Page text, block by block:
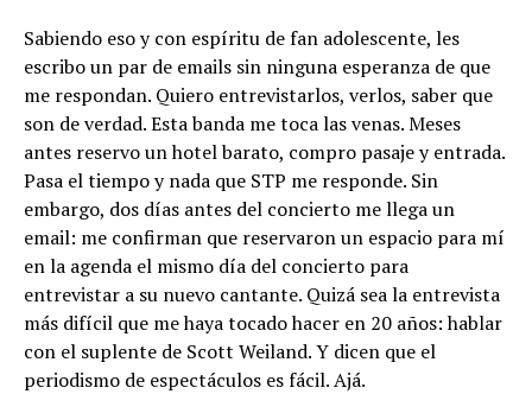
Sabiendo eso y con espíritu de fan adolescente, les
escribo un par de emails sin ninguna esperanza de que
me respondan. Quiero entrevistarlos, verlos, saber que
son de verdad. Esta banda me toca las venas. Meses
antes reservo un hotel barato, compro pasaje y entrada.
Pasa el tiempo y nada que STP me responde. Sin
embargo, dos días antes del concierto me llega un
email: me confirman que reservaron un espacio para mí
en la agenda el mismo día del concierto para
entrevistar a su nuevo cantante. Quizá sea la entrevista
más difícil que me haya tocado hacer en 20 años: hablar
con el suplente de Scott Weiland. Y dicen que el
periodismo de espectáculos es fácil. Ajá.